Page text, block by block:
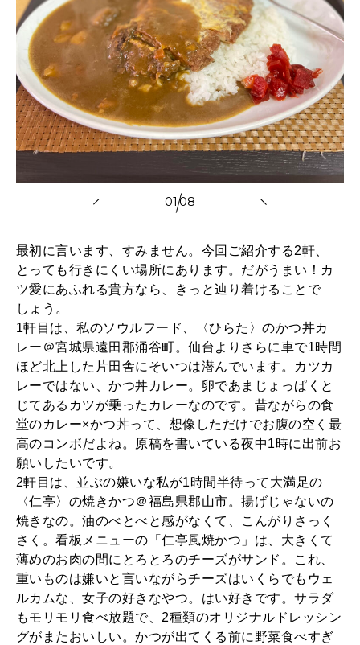
0108
最初に言います、すみません。今回ご紹介する2軒、
とっても行きにくい場所にあります。だがうまい！カ
ツ愛にあふれる貴方なら、きっと辿り着けることで
しょう。
1軒目は、私のソウルフード、〈ひらた〉のかつ丼カ
レー＠宮城県遠田郡涌谷町。仙台よりさらに車で1時間
ほど北上した片田舎にそいつは潜んでいます。カツカ
レーではない、かつ丼カレー。卵であまじょっぱくと
じてあるカツが乗ったカレーなのです。昔ながらの食
堂のカレー×かつ丼って、想像しただけでお腹の空く最
高のコンボだよね。原稿を書いている夜中1時に出前お
願いしたいです。
2軒目は、並ぶの嫌いな私が1時間半待って大満足の
〈仁亭〉の焼きかつ＠福島県郡山市。揚げじゃないの
焼きなの。油のべとべと感がなくて、こんがりさっく
さく。看板メニューの「仁亭風焼かつ」は、大きくて
薄めのお肉の間にとろとろのチーズがサンド。これ、
重いものは嫌いと言いながらチーズはいくらでもウェ
ルカムな、女子の好きなやつ。はい好きです。サラダ
もモリモリ食べ放題で、2種類のオリジナルドレッシン
グがまたおいしい。かつが出てくる前に野菜食べすぎ